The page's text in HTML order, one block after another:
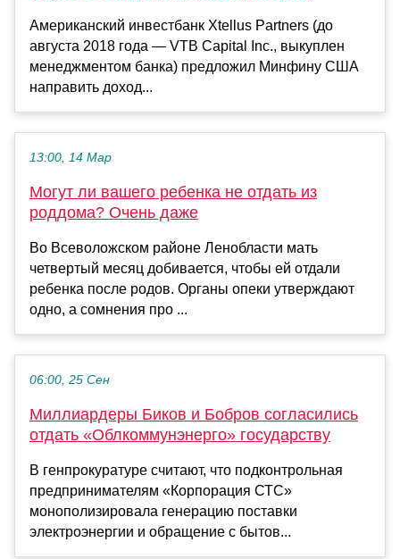
Американский инвестбанк Xtellus Partners (до
августа 2018 года — VTB Capital Inc., выкуплен
менеджментом банка) предложил Минфину США
направить доход...
13:00, 14 Мар
Могут ли вашего ребенка не отдать из
роддома? Очень даже
Во Всеволожском районе Ленобласти мать
четвертый месяц добивается, чтобы ей отдали
ребенка после родов. Органы опеки утверждают
одно, а сомнения про ...
06:00, 25 Сен
Миллиардеры Биков и Бобров согласились
отдать «Облкоммунэнерго» государству
В генпрокуратуре считают, что подконтрольная
предпринимателям «Корпорация СТС»
монополизировала генерацию поставки
электроэнергии и обращение с бытов...